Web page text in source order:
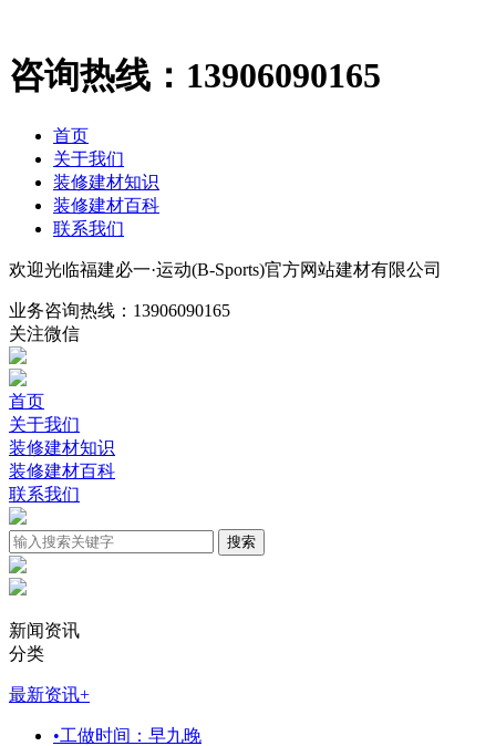
咨询热线： 13906090165
首页
关于我们
装修建材知识
装修建材百科
联系我们
欢迎光临福建必一·运动(B-Sports)官方网站建材有限公司
业务咨询热线： 13906090165
关注微信
首页
关于我们
装修建材知识
装修建材百科
联系我们
新闻资讯
分类
最新资讯+
•工做时间：早九晚